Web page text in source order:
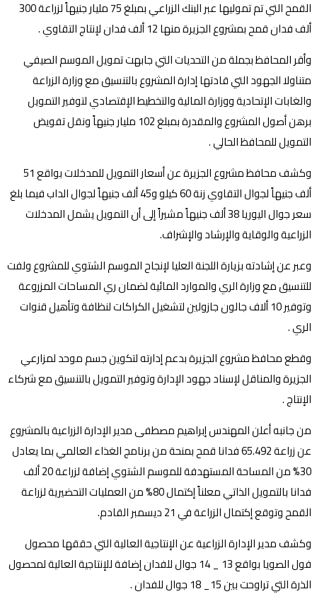
القمح التي تم تموليها عبر البنك الزراعي بمبلغ 75 مليار جنيهاً لزراعة 300
ألف فدان قمح بمشروع الجزيرة منها 12 ألف فدان لإنتاج التقاوي .
وأقر المحافظ بجملة من التحديات التي جابهت تمويل الموسم الصيفي
متناولا الجهود التي قادتها إدارة المشروع بالتنسيق مع وزارة الزراعة
والغابات الإتحادية ووزارة المالية والتخطيط الإقتصادي لتوفير التمويل
برهن أصول المشروع والمقدرة بمبلغ 102 مليار جنيهاً ونقل تفويض
التمويل للمحافظ الحالي .
وكشف محافظ مشروع الجزيرة عن أسعار التمويل للمدخلات بواقع 51
ألف جنيهاً لجوال التقاوي زنة 60 كيلو و45 ألف جنيهاً لجوال الداب فيما بلغ
سعر جوال اليوريا 38 ألف جنيهاً مشيراً إلى أن التمويل يشمل المدخلات
الزراعية والوقاية والإرشاد والإشراف.
وعبر عن إشادته بزيارة اللجنة العليا لإنجاح الموسم الشتوي للمشروع ولفت
للتنسيق مع وزارة الري والموارد المائية لضمان ري المساحات المزروعة
وتوفير 10 ألاف جالون جازولين لتشغيل الكراكات لنظافة وتأهيل قنوات
الري .
وقطع محافظ مشروع الجزيرة بدعم إدارته لتكوين جسم موحد لمزارعي
الجزيرة والمناقل لإسناد جهود الإدارة وتوفير التمويل بالتنسيق مع شركاء
الإنتاج .
من جانبه أعلن المهندس إبراهيم مصطفى مدير الإدارة الزراعية بالمشروع
عن زراعة 65.492 فدانا قمح بمنحة من برنامج الغذاء العالمي بما يعادل
30% من المساحة المستهدفة للموسم الشتوي إضافة لزراعة 20 ألف
فدانا بالتمويل الذاتي معلناً إكتمال 80% من العمليات التحضيرية لزراعة
القمح وتوقع إكتمال الزراعة في 21 ديسمبر القادم.
وكشف مدير الإدارة الزراعية عن الإنتاجية العالية التي حققها محصول
فول الصويا بواقع 13 _ 14 جوال للفدان إضافة للإنتاجية العالية لمحصول
الذرة التي تراوحت بين 15_ 18 جوال للفدان .